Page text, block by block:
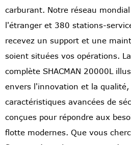
carburant. Notre réseau
l'étranger et 380 stations-
recevez un support et une
soient situées vos opérations.
complète SHACMAN 20000L
envers l'innovation et la qualité,
caractéristiques avancées de
conçues pour répondre aux
flotte modernes. Que vous